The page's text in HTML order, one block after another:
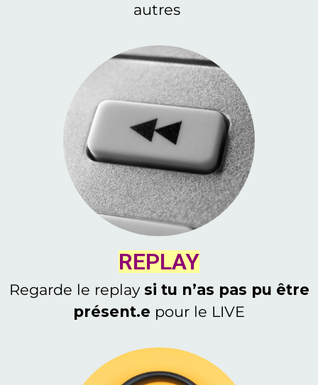
autres
REPLAY
Regarde le replay si tu n’as pas pu être
présent.e pour le LIVE